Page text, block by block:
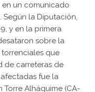
un comunicado
Según la Diputación,
y en la primera
sobre la
que
de carreteras de
fue la
Alháquime (CA-